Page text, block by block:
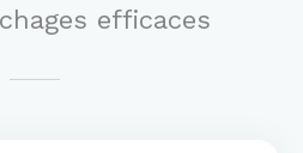
efficaces